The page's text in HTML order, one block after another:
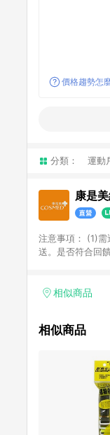
價格趨勢怎
分類： 運動
康是
注意事項：​ (1)
送。​是否符合回
「LINE購物通知
相似商品
相似商品